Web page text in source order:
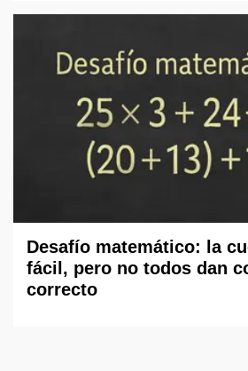
Desafío matemático: la
fácil, pero no todos dan
correcto